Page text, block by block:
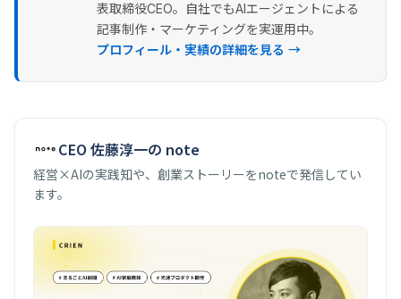
表取締役CEO。自社でもAIエージェントによる
記事制作・マーケティングを実運用中。
プロフィール・実績の詳細を見る →
CEO 佐藤淳一の note
経営×AIの実践知や、創業ストーリーをnoteで発信してい
ます。